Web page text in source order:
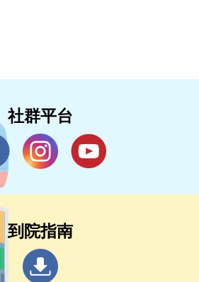
社群平台
到院指南